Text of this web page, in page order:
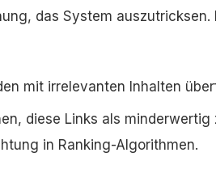
das System auszutricksen.
mit irrelevanten Inhalten
diese Links als minderwertig
in Ranking-Algorithmen.